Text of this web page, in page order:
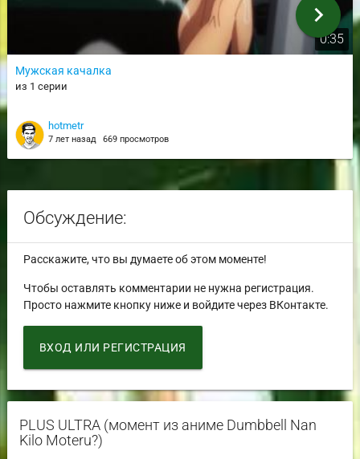
0:35
Мужская качалка
из 1 серии
hotmetr
7 лет назад 669 просмотров
chevron_right
Обсуждение:
Расскажите, что вы думаете об этом моменте!
Чтобы оставлять комментарии не нужна регистрация.
Просто нажмите кнопку ниже и войдите через ВКонтакте.
ВХОД ИЛИ РЕГИСТРАЦИЯ
PLUS ULTRA (момент из аниме Dumbbell Nan
Kilo Moteru?)